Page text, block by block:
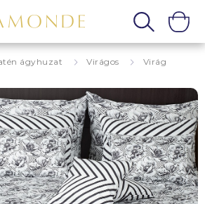
ágyhuzat Virágos Virág